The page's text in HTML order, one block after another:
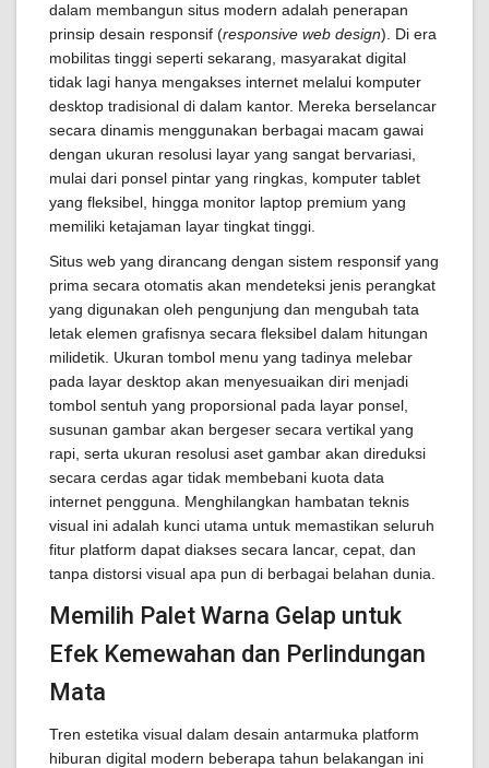
dalam membangun situs modern adalah penerapan
prinsip desain responsif (responsive web design). Di era
mobilitas tinggi seperti sekarang, masyarakat digital
tidak lagi hanya mengakses internet melalui komputer
desktop tradisional di dalam kantor. Mereka berselancar
secara dinamis menggunakan berbagai macam gawai
dengan ukuran resolusi layar yang sangat bervariasi,
mulai dari ponsel pintar yang ringkas, komputer tablet
yang fleksibel, hingga monitor laptop premium yang
memiliki ketajaman layar tingkat tinggi.
Situs web yang dirancang dengan sistem responsif yang
prima secara otomatis akan mendeteksi jenis perangkat
yang digunakan oleh pengunjung dan mengubah tata
letak elemen grafisnya secara fleksibel dalam hitungan
milidetik. Ukuran tombol menu yang tadinya melebar
pada layar desktop akan menyesuaikan diri menjadi
tombol sentuh yang proporsional pada layar ponsel,
susunan gambar akan bergeser secara vertikal yang
rapi, serta ukuran resolusi aset gambar akan direduksi
secara cerdas agar tidak membebani kuota data
internet pengguna. Menghilangkan hambatan teknis
visual ini adalah kunci utama untuk memastikan seluruh
fitur platform dapat diakses secara lancar, cepat, dan
tanpa distorsi visual apa pun di berbagai belahan dunia.
Memilih Palet Warna Gelap untuk
Efek Kemewahan dan Perlindungan
Mata
Tren estetika visual dalam desain antarmuka platform
hiburan digital modern beberapa tahun belakangan ini